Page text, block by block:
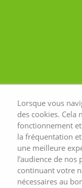
Lorsque vous
des cookies. Cela
fonctionnement et
la fréquentation
une meilleure
l’audience de
continuant votre
nécessaires au